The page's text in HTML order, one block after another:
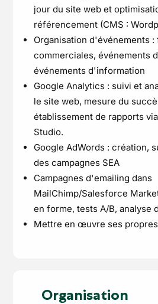
jour du site web et
référencement (CMS :
Organisation d'événements :
commerciales, événements
événements d'information
Google Analytics : suivi et
le site web, mesure du
établissement de rapports
Studio.
Google AdWords : création,
des campagnes SEA
Campagnes d'emailing dans
MailChimp/Salesforce
en forme, tests A/B, analyse
Mettre en œuvre ses
Organisation